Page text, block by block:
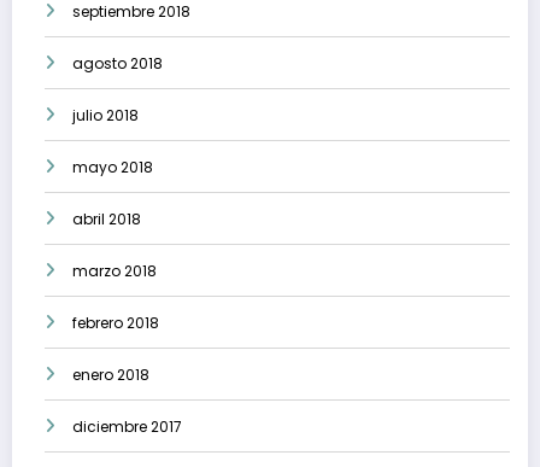
septiembre 2018
agosto 2018
julio 2018
mayo 2018
abril 2018
marzo 2018
febrero 2018
enero 2018
diciembre 2017